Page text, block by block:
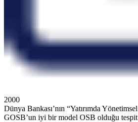
2000
Dünya Bankası’nın “Yatırımda
GOSB’un iyi bir model OSB olduğu